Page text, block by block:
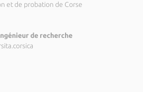
et de probation de Corse
de recherche